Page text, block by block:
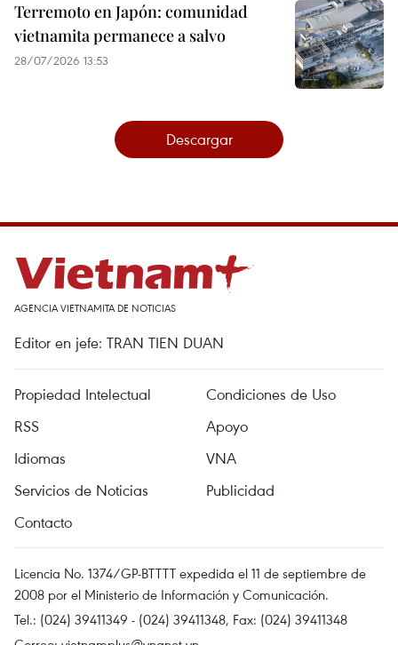
Terremoto en Japón: comunidad
vietnamita permanece a salvo
28/07/2026 13:53
Descargar
AGENCIA VIETNAMITA DE NOTICIAS
Editor en jefe: TRAN TIEN DUAN
Propiedad Intelectual
Condiciones de Uso
RSS
Apoyo
Idiomas
VNA
Servicios de Noticias
Publicidad
Contacto
Licencia No. 1374/GP-BTTTT expedida el 11 de septiembre de
2008 por el Ministerio de Información y Comunicación.
Tel.: (024) 39411349 - (024) 39411348, Fax: (024) 39411348